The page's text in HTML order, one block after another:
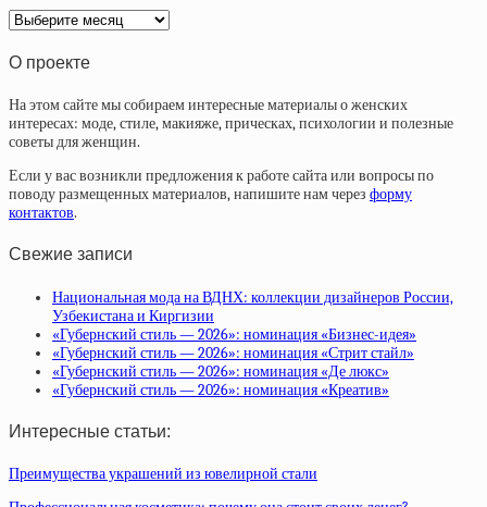
Архив
статей
О проекте
На этом сайте мы собираем интересные материалы о женских
интересах: моде, стиле, макияже, прическах, психологии и полезные
советы для женщин.
Если у вас возникли предложения к работе сайта или вопросы по
поводу размещенных материалов, напишите нам через форму
контактов.
Свежие записи
Национальная мода на ВДНХ: коллекции дизайнеров России,
Узбекистана и Киргизии
«Губернский стиль — 2026»: номинация «Бизнес-идея»
«Губернский стиль — 2026»: номинация «Стрит стайл»
«Губернский стиль — 2026»: номинация «Де люкс»
«Губернский стиль — 2026»: номинация «Креатив»
Интересные статьи:
Преимущества украшений из ювелирной стали